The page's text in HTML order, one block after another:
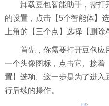
卸载豆包智能助手，需打
的设置，点击【5个智能体】
上角的【三个点】选择【删除
首先，你需要打开豆包应
一个头像图标，点击它。接着
置】选项。这一步是为了进入
行后续的操作。